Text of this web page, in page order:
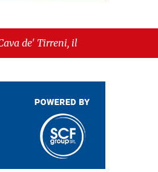
il Consiglio comunale